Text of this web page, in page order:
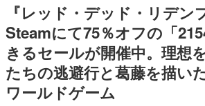
きます。
赫本
この物語を解いてはいけない。『
の形をした短編ホラー小説集です
新世代に訊く
これからのデジタルゲーム市場を
『レッド・デッド・リデン
Steamにて75％オフの「
きるセールが開催中。理想
たちの逃避行と葛藤を描い
ワールドゲーム